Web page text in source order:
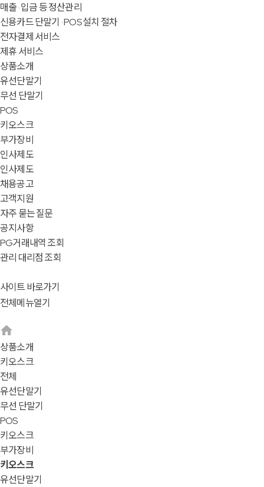
매출 · 입금 등 정산관리
신용카드 단말기 · POS 설치 절차
전자결제 서비스
제휴 서비스
상품소개
유선단말기
무선 단말기
POS
키오스크
부가장비
인사제도
인사제도
채용공고
고객지원
자주 묻는 질문
공지사항
PG거래내역 조회
관리 대리점 조회
사이트 바로가기
전체메뉴열기
상품소개
키오스크
전체
유선단말기
무선 단말기
POS
키오스크
부가장비
키오스크
유선단말기